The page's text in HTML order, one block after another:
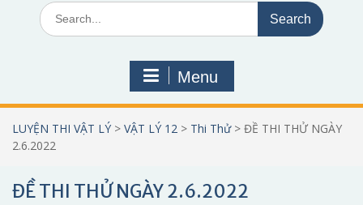
Search
for:
Menu
LUYỆN THI VẬT LÝ > VẬT LÝ 12 > Thi Thử> ĐỀ THI THỬ NGÀY
2.6.2022
ĐỀ THI THỬ NGÀY 2.6.2022